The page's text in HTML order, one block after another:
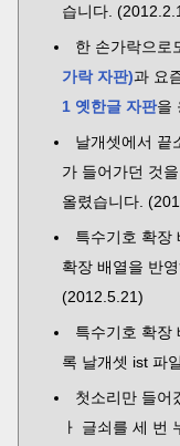
습니다.
한 손가락으로
가락 자판)과 요
1 옛한글 자판을
날개셋에서 끝
가 들어가던 것
올렸습니다.
특수기호 확장
확장 배열을 반
(2012.5.21)
특수기호 확장
록 날개셋 ist 파
첫소리만 들어
ㅏ 글쇠를 세 번